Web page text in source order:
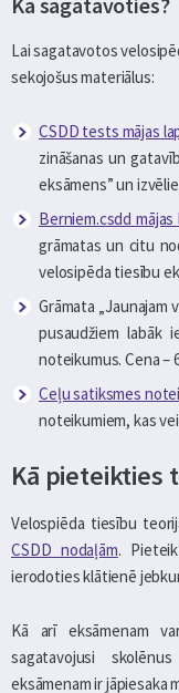
Lai sagatavotos
sekojošus materiālus:
CSDD tests mājas
zināšanas un
eksāmens” un
Berniem.csdd mājas
grāmatas un citu
velosipēda tiesību
Grāmata
pusaudžiem labāk
noteikumus. Cena –
Ceļu satiksmes
noteikumiem, kas
Kā pieteikties
Velospiēda tiesību
CSDD nodaļām.
ierodoties klātienē
Kā arī eksāmenam
sagatavojusi
eksāmenam ir jāpiesaka